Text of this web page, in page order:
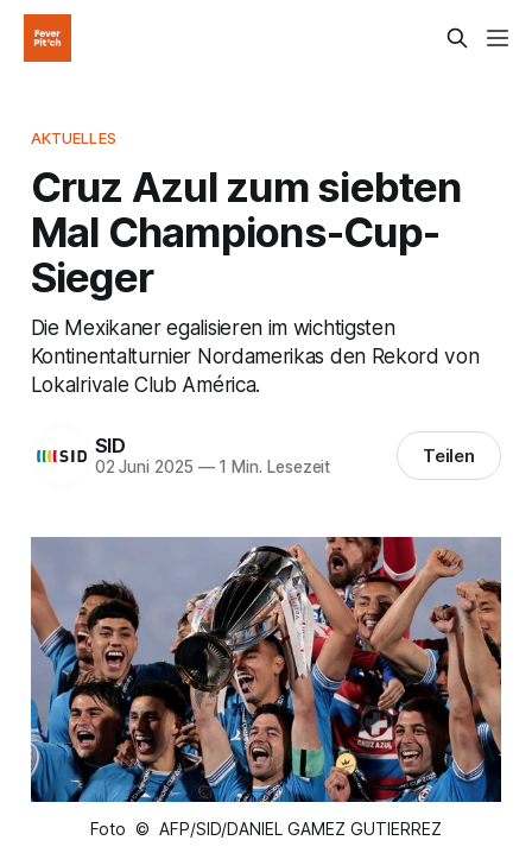
AKTUELLES
Cruz Azul zum siebten
Mal Champions-Cup-
Sieger
Die Mexikaner egalisieren im wichtigsten
Kontinentalturnier Nordamerikas den Rekord von
Lokalrivale Club América.
SID
02 Juni 2025 —1 Min. Lesezeit Teilen
Foto © AFP/SID/DANIEL GAMEZ GUTIERREZ